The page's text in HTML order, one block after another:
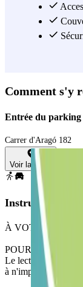
Comment s'y
Entrée du parking
Carrer d'Aragó 182
Voir la carte
Instructions
À VOTRE
POUR OUVRIR
Le lecteur
à n'importe quel